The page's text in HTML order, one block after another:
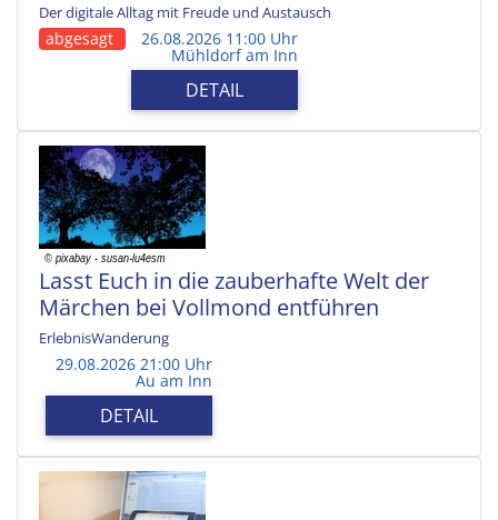
Der digitale Alltag mit Freude und Austausch
abgesagt 26.08.2026 11:00 Uhr
Mühldorf am Inn
DETAIL
Lasst Euch in die zauberhafte Welt der
Märchen bei Vollmond entführen
ErlebnisWanderung
29.08.2026 21:00 Uhr
Au am Inn
DETAIL